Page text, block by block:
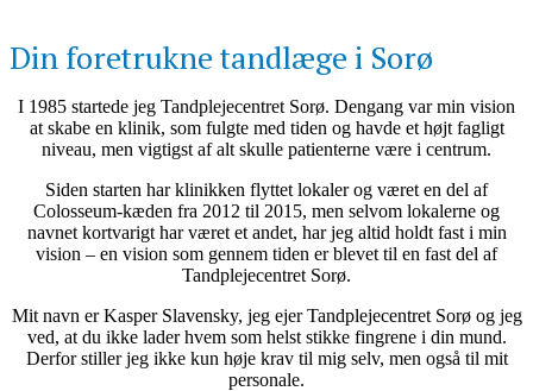
Din foretrukne tandlæge i Sorø
I 1985 startede jeg Tandplejecentret Sorø. Dengang var min vision
at skabe en klinik, som fulgte med tiden og havde et højt fagligt
niveau, men vigtigst af alt skulle patienterne være i centrum.
Siden starten har klinikken flyttet lokaler og været en del af
Colosseum-kæden fra 2012 til 2015, men selvom lokalerne og
navnet kortvarigt har været et andet, har jeg altid holdt fast i min
vision – en vision som gennem tiden er blevet til en fast del af
Tandplejecentret Sorø.
Mit navn er Kasper Slavensky, jeg ejer Tandplejecentret Sorø og jeg
ved, at du ikke lader hvem som helst stikke fingrene i din mund.
Derfor stiller jeg ikke kun høje krav til mig selv, men også til mit
personale.